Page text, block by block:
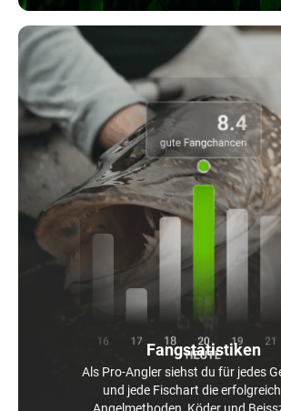
Fangstatistiken
Als Pro-Angler siehst du für jedes
und jede Fischart die
Angelmethoden, Köder und